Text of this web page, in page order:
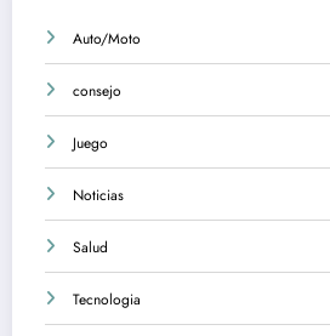
Auto/Moto
consejo
Juego
Noticias
Salud
Tecnologia